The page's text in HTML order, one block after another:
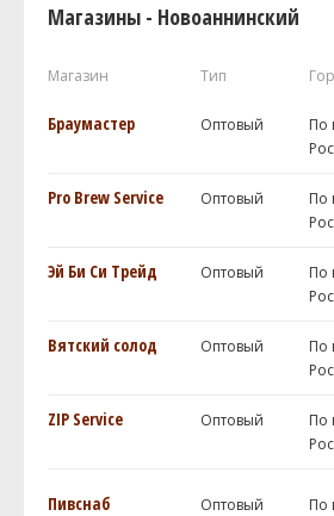
Магазины - Новоаннинский
Магазин Тип
Браумастер Оптовый
По
Pro Brew Service Оптовый
По
Эй Би Си Трейд Оптовый
По
Вятский солод Оптовый
По
ZIP Service Оптовый
По
Пивснаб Оптовый
По